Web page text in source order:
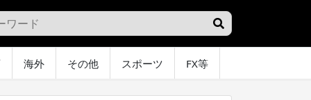
海外 その他 スポーツ FX等